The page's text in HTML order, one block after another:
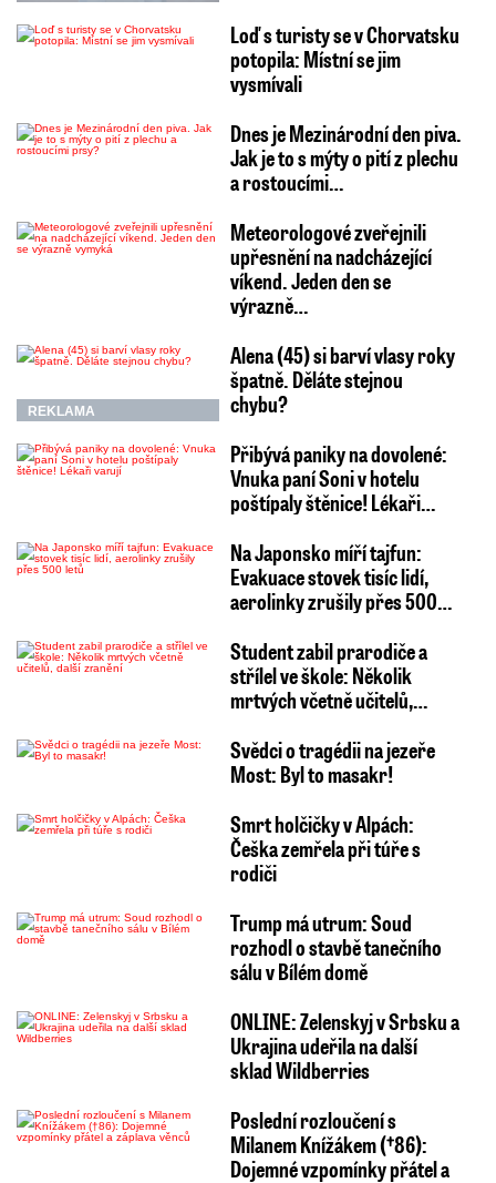
Loď s turisty se v Chorvatsku
potopila: Místní se jim
vysmívali
Dnes je Mezinárodní den piva.
Jak je to s mýty o pití z plechu
a rostoucími…
Meteorologové zveřejnili
upřesnění na nadcházející
víkend. Jeden den se
výrazně…
REKLAMA
Alena (45) si barví vlasy roky
špatně. Děláte stejnou
chybu?
Přibývá paniky na dovolené:
Vnuka paní Soni v hotelu
poštípaly štěnice! Lékaři…
Na Japonsko míří tajfun:
Evakuace stovek tisíc lidí,
aerolinky zrušily přes 500…
Student zabil prarodiče a
střílel ve škole: Několik
mrtvých včetně učitelů,…
Svědci o tragédii na jezeře
Most: Byl to masakr!
Smrt holčičky v Alpách:
Češka zemřela při túře s
rodiči
Trump má utrum: Soud
rozhodl o stavbě tanečního
sálu v Bílém domě
ONLINE: Zelenskyj v Srbsku a
Ukrajina udeřila na další
sklad Wildberries
Poslední rozloučení s
Milanem Knížákem (†86):
Dojemné vzpomínky přátel a